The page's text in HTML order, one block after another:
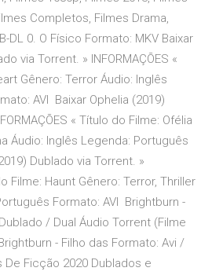
Completos, Filmes Drama,
DL 0. O Físico Formato: MKV Baixar
via Torrent. » INFORMAÇÕES «
Gênero: Terror Áudio: Inglês
AVI Baixar Ophelia (2019)
« Título do Filme: Ofélia
Áudio: Inglês Legenda: Português
Dublado via Torrent. »
Filme: Haunt Gênero: Terror, Thriller
Formato: AVI Brightburn -
/ Dual Áudio Torrent (Filme
- Filho das Formato: Avi /
De Ficção 2020 Dublados e